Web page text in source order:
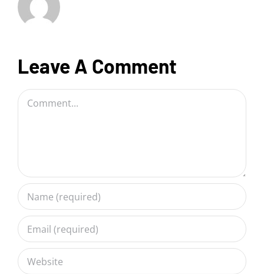
Leave A Comment
Comment